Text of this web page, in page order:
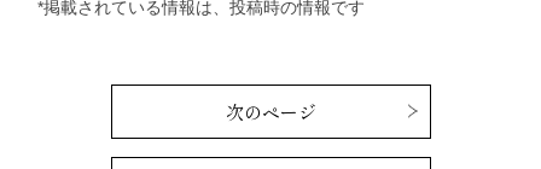
*掲載されている情報は、投稿時の情報です
次のページ